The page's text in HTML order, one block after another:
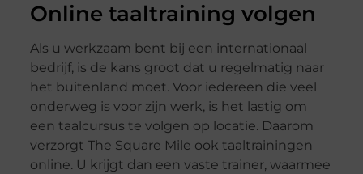
Online taaltraining volgen
Als u werkzaam bent bij een internationaal
bedrijf, is de kans groot dat u regelmatig naar
het buitenland moet. Voor iedereen die veel
onderweg is voor zijn werk, is het lastig om
een taalcursus te volgen op locatie. Daarom
verzorgt The Square Mile ook taaltrainingen
online. U krijgt dan een vaste trainer, waarmee